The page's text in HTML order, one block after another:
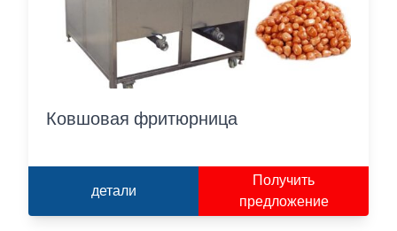
Ковшовая фритюрница
детали
Получить
предложение